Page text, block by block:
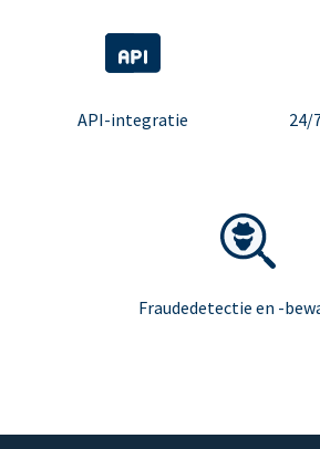
API-integratie 24/
Fraudedetectie en -